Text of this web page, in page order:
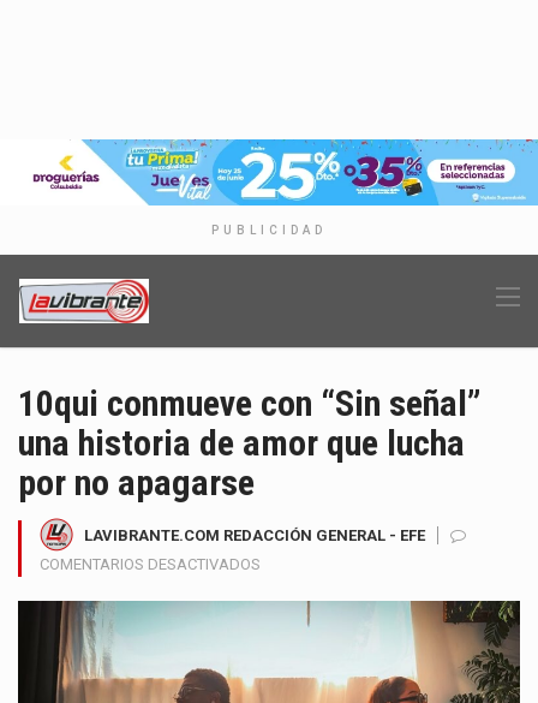
PUBLICIDAD
10qui conmueve con “Sin señal”
una historia de amor que lucha
por no apagarse
LAVIBRANTE.COM REDACCIÓN GENERAL - EFE
COMENTARIOS DESACTIVADOS
CONMUEVE
SEÑAL”